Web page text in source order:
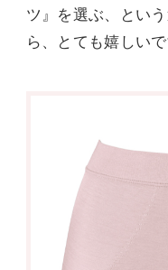
ツ』を選ぶ、とい
ら、とても嬉しい